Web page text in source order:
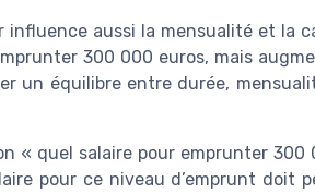
influence aussi la mensualité et la
300 000 euros, mais
un équilibre entre durée,
« quel salaire pour emprunter
pour ce niveau d’emprunt